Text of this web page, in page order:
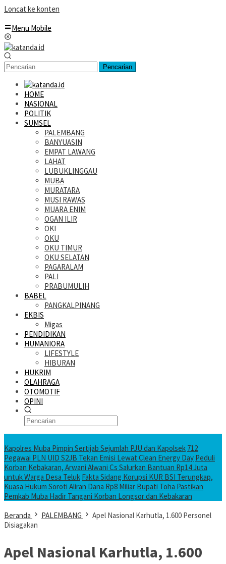
Loncat ke konten
Menu Mobile
Pencarian
HOME
NASIONAL
POLITIK
SUMSEL
PALEMBANG
BANYUASIN
EMPAT LAWANG
LAHAT
LUBUKLINGGAU
MUBA
MURATARA
MUSI RAWAS
MUARA ENIM
OGAN ILIR
OKI
OKU
OKU TIMUR
OKU SELATAN
PAGARALAM
PALI
PRABUMULIH
BABEL
PANGKALPINANG
EKBIS
Migas
PENDIDIKAN
HUMANIORA
LIFESTYLE
HIBURAN
HUKRIM
OLAHRAGA
OTOMOTIF
OPINI
Kapolres Muba Pimpin Sertijab Sejumlah PJU dan Kapolsek 712
Pegawai PLN UID S2JB Tekan Emisi Lewat Clean Energy Day Peduli
Korban Kebakaran, Arwani Alwani Cs Salurkan Bantuan Rp14 Juta
untuk Warga Desa Teluk Fakta Sidang Korupsi KUR BSI Terungkap,
Kuasa Hukum Soroti Aliran Dana Rp8 Miliar Bupati Toha Pastikan
Pemkab Muba Hadir Tangani Korban Longsor dan Kebakaran
Beranda
PALEMBANG
Apel Nasional Karhutla, 1.600 Personel
Disiagakan
Apel Nasional Karhutla, 1.600